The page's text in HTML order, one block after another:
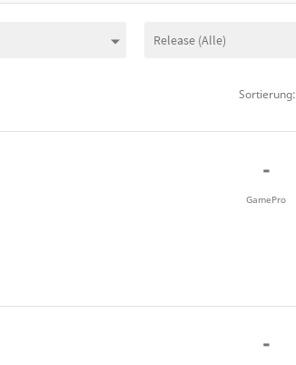
Sortierung:
-
GamePro
-